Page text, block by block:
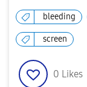
bleeding
screen
0 Likes